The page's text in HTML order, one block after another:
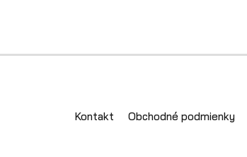
Kontakt Obchodné podmienky